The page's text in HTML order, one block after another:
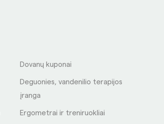
Dovanų kuponai
Deguonies, vandenilio terapijos
įranga
Ergometrai ir treniruokliai